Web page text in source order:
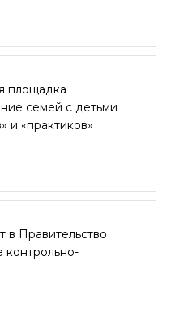
площадка
семей с детьми
и «практиков»
в Правительство